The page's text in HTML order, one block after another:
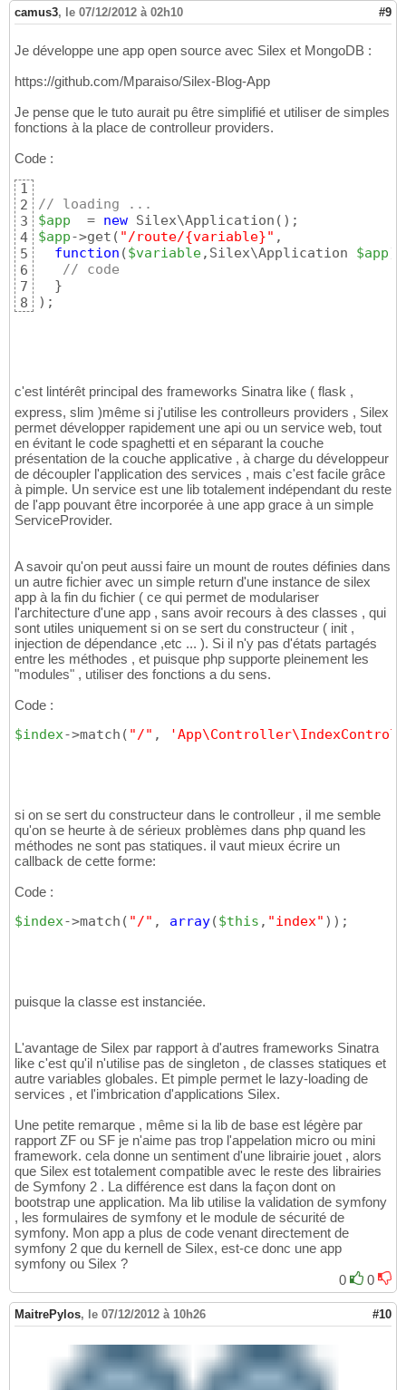
camus3, le 07/12/2012 à 02h10 #9
Je développe une app open source avec Silex et MongoDB :
https://github.com/Mparaiso/Silex-Blog-App
Je pense que le tuto aurait pu être simplifié et utiliser de simples
fonctions à la place de controlleur providers.
Code :
1
2
3
4
5
6
7
8
// loading ...
$app
  =
new Silex\Application ( )
$app->get ( "/route/{variable}" ,
function ($variable,Silex\Application $app)
// code
}
) ;
c'est lintérêt principal des frameworks Sinatra like ( flask ,
express, slim )même si j'utilise les controlleurs providers , Silex
permet développer rapidement une api ou un service web, tout
en évitant le code spaghetti et en séparant la couche
présentation de la couche applicative , à charge du développeur
de découpler l'application des services , mais c'est facile grâce
à pimple. Un service est une lib totalement indépendant du reste
de l'app pouvant être incorporée à une app grace à un simple
ServiceProvider.
A savoir qu'on peut aussi faire un mount de routes définies dans
un autre fichier avec un simple return d'une instance de silex
app à la fin du fichier ( ce qui permet de modulariser
l'architecture d'une app , sans avoir recours à des classes , qui
sont utiles uniquement si on se sert du constructeur ( init ,
injection de dépendance ,etc ... ). Si il n'y pas d'états partagés
entre les méthodes , et puisque php supporte pleinement les
"modules" , utiliser des fonctions a du sens.
Code :
$index->match ( "/" ,
si on se sert du constructeur dans le controlleur , il me semble
qu'on se heurte à de sérieux problèmes dans php quand les
méthodes ne sont pas statiques. il vaut mieux écrire un
callback de cette forme:
Code :
$index->match ( "/" , array($this , "index" ) ) ;
puisque la classe est instanciée.
L'avantage de Silex par rapport à d'autres frameworks Sinatra
like c'est qu'il n'utilise pas de singleton , de classes statiques et
autre variables globales. Et pimple permet le lazy-loading de
services , et l'imbrication d'applications Silex.
Une petite remarque , même si la lib de base est légère par
rapport ZF ou SF je n'aime pas trop l'appelation micro ou mini
framework. cela donne un sentiment d'une librairie jouet , alors
que Silex est totalement compatible avec le reste des librairies
de Symfony 2 . La différence est dans la façon dont on
bootstrap une application. Ma lib utilise la validation de symfony
, les formulaires de symfony et le module de sécurité de
symfony. Mon app a plus de code venant directement de
symfony 2 que du kernell de Silex, est-ce donc une app
symfony ou Silex ?
0
0
MaitrePylos, le 07/12/2012 à 10h26 #10